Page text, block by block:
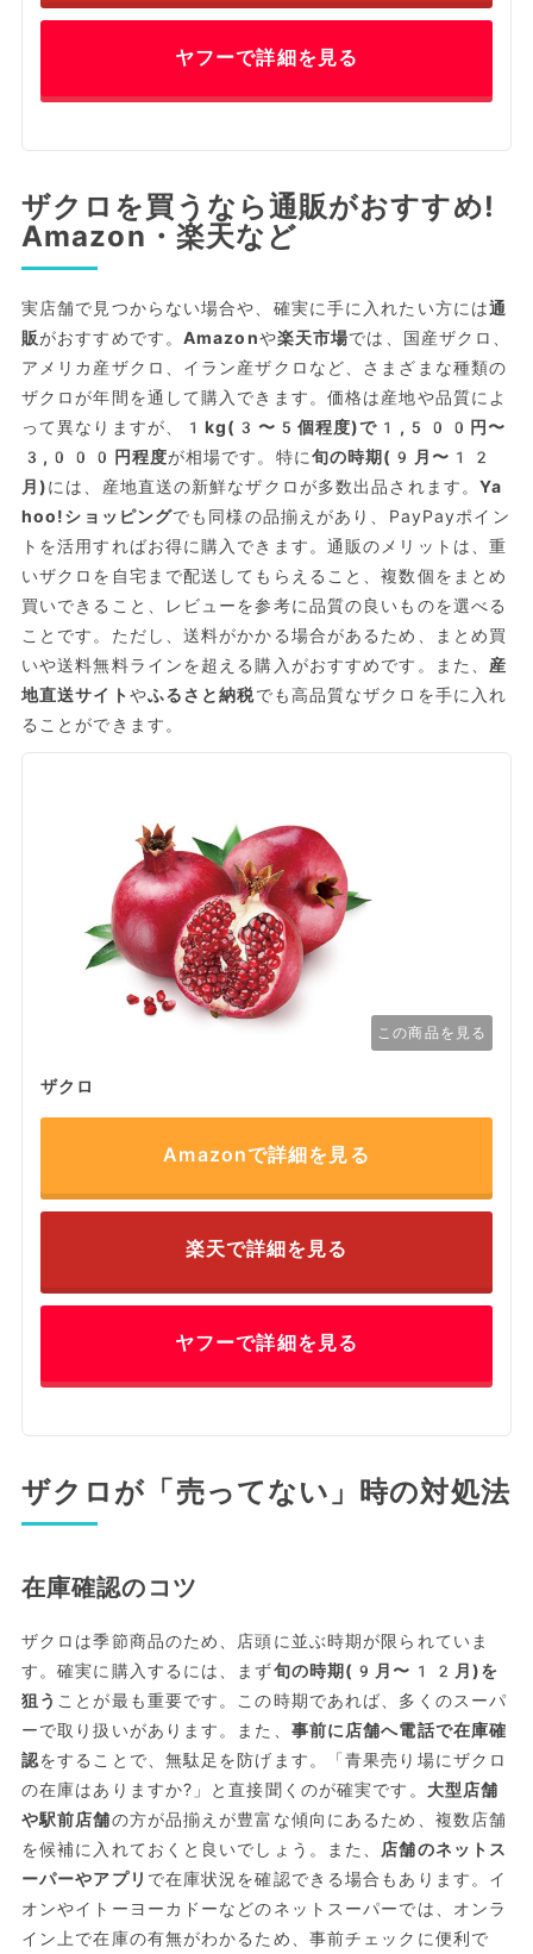
ヤフーで詳細を見る
ザクロを買うなら通販がおすすめ!
Amazon・楽天など
実店舗で見つからない場合や、確実に手に入れたい方には通
販がおすすめです。Amazonや楽天市場では、国産ザクロ、
アメリカ産ザクロ、イラン産ザクロなど、さまざまな種類の
ザクロが年間を通して購入できます。価格は産地や品質によ
って異なりますが、
1kg(3〜5個程度)で1,500円〜
3,000円程度が相場です。特に旬の時期(9月〜12
月)には、産地直送の新鮮なザクロが多数出品されます。Ya
hoo!ショッピングでも同様の品揃えがあり、PayPayポイン
トを活用すればお得に購入できます。通販のメリットは、重
いザクロを自宅まで配送してもらえること、複数個をまとめ
買いできること、レビューを参考に品質の良いものを選べる
ことです。ただし、送料がかかる場合があるため、まとめ買
いや送料無料ラインを超える購入がおすすめです。また、 産
地直送サイト やふるさと納税でも高品質なザクロを手に入れ
ることができます。
この商品を見る
ザクロ
Amazonで詳細を見る
楽天で詳細を見る
ヤフーで詳細を見る
ザクロが「売ってない」時の対処法
在庫確認のコツ
ザクロは季節商品のため、店頭に並ぶ時期が限られていま
す。確実に購入するには、まず旬の時期(9月〜12月)を
狙う ことが最も重要です。この時期であれば、多くのスーパ
ーで取り扱いがあります。また、 事前に店舗へ電話で在庫確
認をすることで、無駄足を防げます。「青果売り場にザクロ
の在庫はありますか?」と直接聞くのが確実です。 大型店舗
や駅前店舗の方が品揃えが豊富な傾向にあるため、複数店舗
を候補に入れておくと良いでしょう。また、 店舗のネットス
ーパーやアプリ で在庫状況を確認できる場合もあります。イ
オンやイトーヨーカドーなどのネットスーパーでは、オンラ
イン上で在庫の有無がわかるため、事前チェックに便利で